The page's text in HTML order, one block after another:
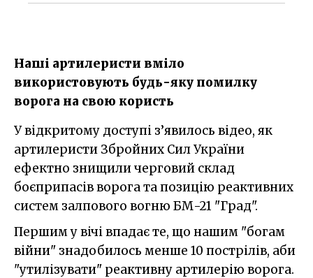
Наші артилеристи вміло
використовують будь-яку помилку
ворога на свою користь
У відкритому доступі з’явилось відео, як
артилеристи Збройних Сил України
ефектно знищили черговий склад
боєприпасів ворога та позицію реактивних
систем залпового вогню БМ-21 "Град".
Першим у вічі впадає те, що нашим "богам
війни" знадобилось менше 10 пострілів, аби
"утилізувати" реактивну артилерію ворога.